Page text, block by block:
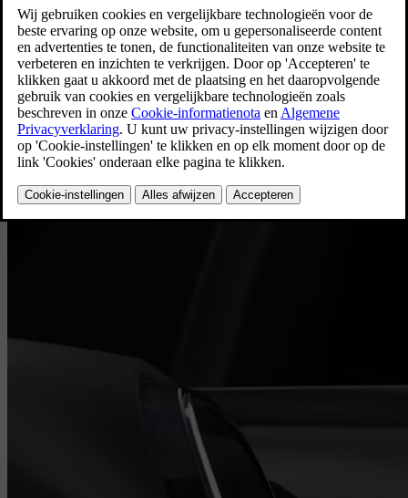
150 g/km
Bekijk alle specificaties
Limited Edition
Ontdek de Volvo XC40 Limited Editions
Ontdek de Volvo XC40 Limited Editions beschikbaar voor zowel
particulieren als professionelen.
Bekijk alle aanbiedingen